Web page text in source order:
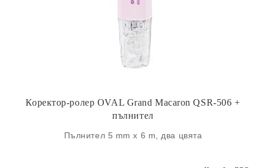
Коректор-ролер OVAL Grand Macaron QSR-506 +
пълнител
Пълнител 5 mm x 6 m, два цвята